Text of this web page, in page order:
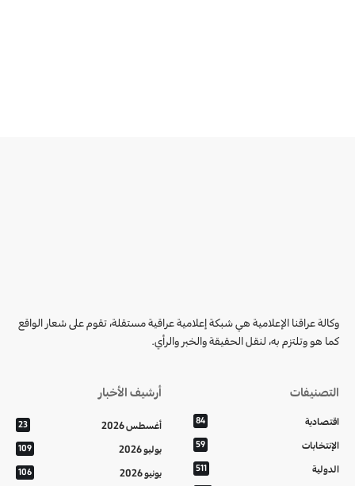
وكالة عراقنا الإعلامية هي شبكة إعلامية عراقية مستقلة، تقوم على شعار الواقع
كما هو وتلتزم به، لنقل الحقيقة والخبر والرأي.
التصنيفات
اقتصادية 84
الإنتخابات 59
الدولية 511
أرشيف الأخبار
أغسطس 2026 23
يوليو 2026 109
يونيو 2026 106